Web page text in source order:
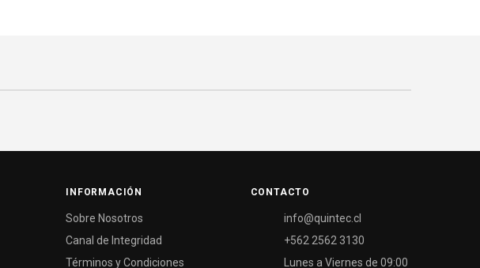
INFORMACIÓN
Sobre Nosotros
Canal de Integridad
Términos y Condiciones
CONTACTO
info@quintec.cl
+562 2562 3130
Lunes a Viernes de 09:00